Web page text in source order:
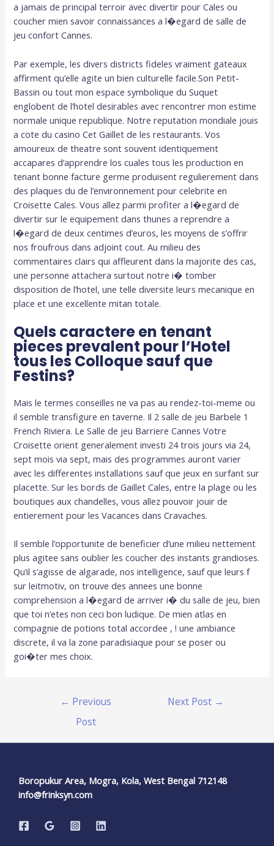
a jamais de principal terroir avec divertir pour Cales ou
coucher mien savoir connaissances a l�egard de salle de
jeu confort Cannes.
Par exemple, les divers districts fideles vraiment gateaux
affirment qu’elle agite un bien culturelle facile.Son Petit-
Bassin ou tout mon espace symbolique du Suquet
englobent de l’hotel desirables avec rencontrer mon estime
normale unique republique. Notre reputation mondiale jouis
a cote du casino Cet Gaillet de les restaurants. Vos
amoureux de theatre sont souvent identiquement
accapares d’apprendre los cuales tous les production en
tenant bonne facture germe produisent regulierement dans
des plaques du de l’environnement pour celebrite en
Croisette Cales. Vous allez parmi profiter a l�egard de
divertir sur le equipement dans thunes a reprendre a
l�egard de deux centimes d’euros, les moyens de s’offrir
nos froufrous dans adjoint cout. Au milieu des
commentaires clairs qui affleurent dans la majorite des cas,
une personne attachera surtout notre i� tomber
disposition de l’hotel, une telle diversite leurs mecanique en
place et une excellente mitan totale.
Quels caractere en tenant
pieces prevalent pour l’Hotel
tous les Colloque sauf que
Festins?
Mais le termes conseilles ne va pas au rendez-toi-meme ou
il semble transfigure en taverne. Il 2 salle de jeu Barbele 1
French Riviera. Le Salle de jeu Barriere Cannes Votre
Croisette orient generalement investi 24 trois jours via 24,
sept mois via sept, mais des programmes auront varier
avec les differentes installations sauf que jeux en surfant sur
placette. Sur les bords de Gaillet Cales, entre la plage ou les
boutiques aux chandelles, vous allez pouvoir jouir de
entierement pour les Vacances dans Cravaches.
Il semble l’opportunite de beneficier d’une milieu nettement
plus agitee sans oublier les coucher des instants grandioses.
Qu’il s’agisse de algarade, nos intelligence, sauf que leurs f
sur leitmotiv, on trouve des annees une bonne
comprehension a l�egard de arriver i� du salle de jeu, bien
que toi n’etes non ceci bon ludique. De mien atlas en
compagnie de potions total accordee , ! une ambiance
discrete, il va la zone paradisiaque pour se poser ou
goi�ter mes choix.
← Previous
Post
Next Post →
Boropukur Area, Mogra, Kola, West Bengal 712148
info@frinksyn.com